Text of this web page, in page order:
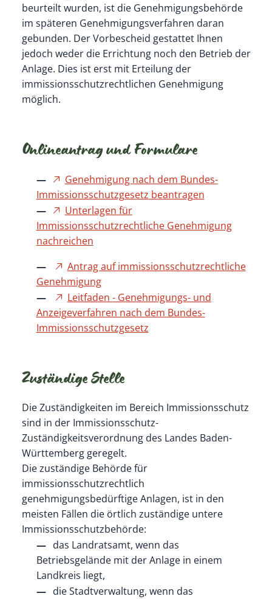
beurteilt wurden, ist die Genehmigungsbehörde
im späteren Genehmigungsverfahren daran
gebunden. Der Vorbescheid gestattet Ihnen
jedoch weder die Errichtung noch den Betrieb der
Anlage. Dies ist erst mit Erteilung der
immissionsschutzrechtlichen Genehmigung
möglich.
Onlineantrag und Formulare
Genehmigung nach dem Bundes-
Immissionsschutzgesetz beantragen
Unterlagen für
Immissionsschutzrechtliche Genehmigung
nachreichen
Antrag auf immissionsschutzrechtliche
Genehmigung
Leitfaden - Genehmigungs- und
Anzeigeverfahren nach dem Bundes-
Immissionsschutzgesetz
Zuständige Stelle
Die Zuständigkeiten im Bereich Immissionsschutz
sind in der Immissionsschutz-
Zuständigkeitsverordnung des Landes Baden-
Württemberg geregelt.
Die zuständige Behörde für
immissionsschutzrechtlich
genehmigungsbedürftige Anlagen, ist in den
meisten Fällen die örtlich zuständige untere
Immissionsschutzbehörde:
das Landratsamt, wenn das
Betriebsgelände mit der Anlage in einem
Landkreis liegt,
die Stadtverwaltung, wenn das